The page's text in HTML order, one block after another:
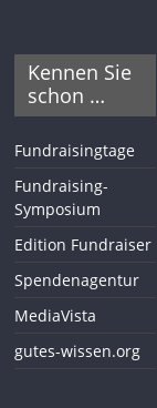
Kennen Sie
schon …
Fundraisingtage
Fundraising-
Symposium
Edition Fundraiser
Spendenagentur
MediaVista
gutes-wissen.org